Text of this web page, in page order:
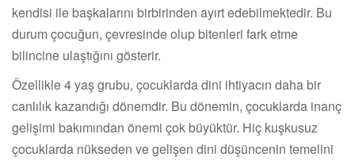
kendisi ile başkalarını birbirinden ayırt edebilmektedir. Bu
durum çocuğun, çevresinde olup bitenleri fark etme
bilincine ulaştığını gösterir.
Özellikle 4 yaş grubu, çocuklarda dini ihtiyacın daha bir
canlılık kazandığı dönemdir. Bu dönemin, çocuklarda inanç
gelişimi bakımından önemi çok büyüktür. Hiç kuşkusuz
çocuklarda nükseden ve gelişen dini düşüncenin temelini